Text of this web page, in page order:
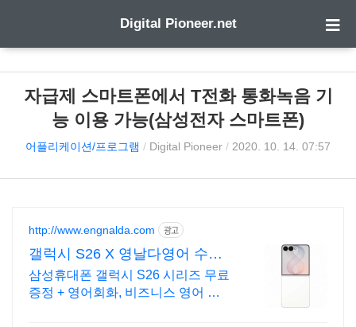
Digital Pioneer.net
자급제 스마트폰에서 T전화 통화녹음 기
능 이용 가능(삼성전자 스마트폰)
어플리케이션/프로그램 / Digital Pioneer / 2020. 10. 14. 07:57
http://www.engnalda.com 광고
갤럭시 S26 X 영날다영어 수량
한정, 수강/출석증 발급
삼성휴대폰 갤럭시 S26 시리즈 무료
증정 + 영어회화, 비즈니스 영어 결